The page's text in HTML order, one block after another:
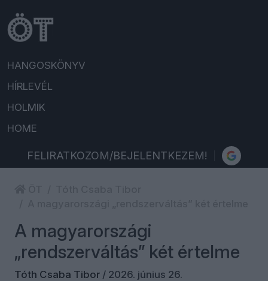
HANGOSKÖNYV
HÍRLEVÉL
HOLMIK
HOME
FELIRATKOZOM/BEJELENTKEZEM!
A magyarországi
„rendszerváltás” két értelme
Tóth Csaba Tibor / 2026. június 26.